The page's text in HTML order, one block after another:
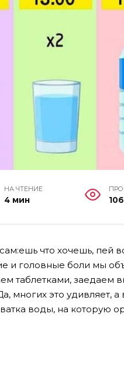
НА ЧТЕНИЕ
4 мин
что хочешь, пей
и головные боли мы
таблетками, заедаем
многих это удивляет,
воды, на которую